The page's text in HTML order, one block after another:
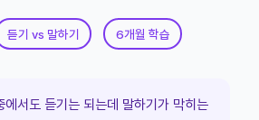
듣기 vs 말하기 6개월 학습
에서도 듣기는 되는데 말하기가 막히는